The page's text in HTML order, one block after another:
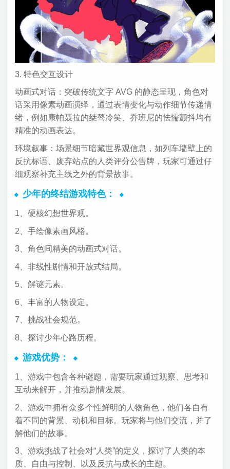
3. 特色交互设计
动画式对话：突破传统文字 AVG 的静态呈现，角色对
话采用像素动画演绎，通过表情变化与动作细节传递情
绪，例如康帕聂拉的桀骜冷笑、乔班尼的怯懦颤抖均有
精准的动画表达。
环境叙事：场景细节暗藏世界观信息，如列车墙壁上的
反抗标语、废弃站点的人类评分公告牌，玩家可通过仔
细观察补充主线之外的背景故事。
少年的终结游戏特色：
1、硬核幻想世界观。
2、手绘像素画风格。
3、角色间精美的动画式对话。
4、非线性剧情和开放式结局。
5、解谜元素。
6、丰富的人物设定。
7、挑战社会规范。
8、探讨少年心路历程。
游戏优势：
1、游戏中包含各种谜题，需要玩家通过观察、思考和
互动来解开，并推动剧情发展。
2、游戏中拥有众多个性鲜明的人物角色，他们各自有
着不同的背景、动机和目标。玩家将与他们交流，并了
解他们的故事。
3、游戏挑战了社会对“人类”的定义，探讨了人类的本
质、自由与控制、以及反抗与成长的主题。